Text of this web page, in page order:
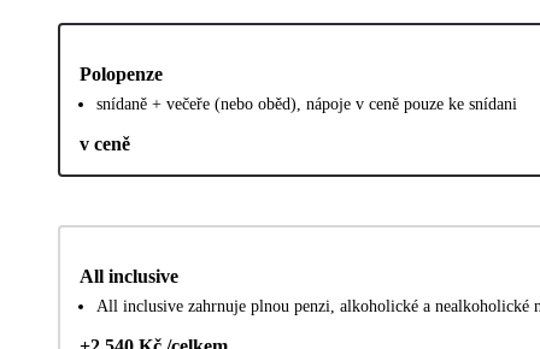
Polopenze
snídaně + večeře (nebo oběd), nápoje v ceně pouze ke snídani
v ceně
All inclusive
All inclusive zahrnuje plnou penzi, alkoholické a